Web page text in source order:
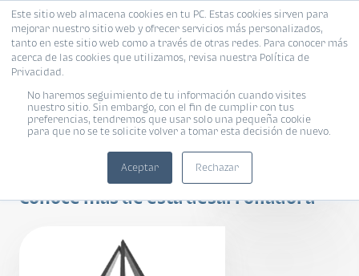
Este sitio web almacena cookies en tu PC. Estas cookies sirven para
mejorar nuestro sitio web y ofrecer servicios más personalizados,
tanto en este sitio web como a través de otras redes. Para conocer más
acerca de las cookies que utilizamos, revisa nuestra Política de
Privacidad.
No haremos seguimiento de tu información cuando visites
nuestro sitio. Sin embargo, con el fin de cumplir con tus
preferencias, tendremos que usar solo una pequeña cookie
para que no se te solicite volver a tomar esta decisión de nuevo.
Aceptar Rechazar
NIDRA LOFTS
Conoce más de esta desarrolladora